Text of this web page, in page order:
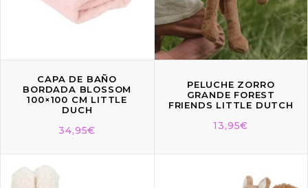
CAPA DE BAÑO
BORDADA BLOSSOM
100×100 CM LITTLE
DUCH
34,95€
PELUCHE ZORRO
GRANDE FOREST
FRIENDS LITTLE DUTCH
13,95€